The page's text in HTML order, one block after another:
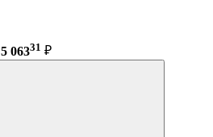
5 06331 ₽